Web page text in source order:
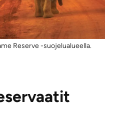
Reserve -suojelualueella.